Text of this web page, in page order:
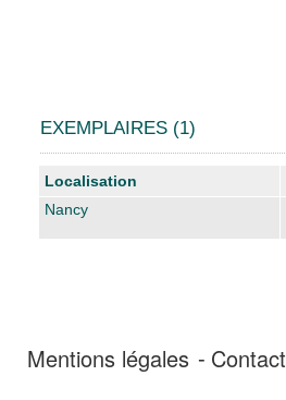
EXEMPLAIRES (1)
Liste des exemplaires
Localisation
Nancy
Mentions légales Contact